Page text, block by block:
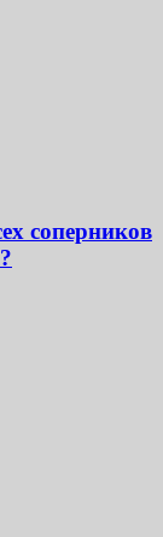
соперников